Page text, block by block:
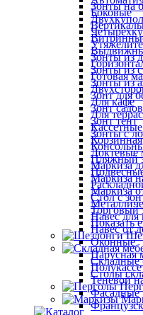
Зонты на
Зонты из
Зонты из
Зонты из
Зонт для
Зонт
Зонт тент
Зонты с
Пляжный
Стол с
Торговый
Показать
Складные
Столы
Боковые
Готовая
Для кафе
Для
Корзинная
Локтевые
Маркиза
Маркиза
Маркиза
Навес для
Навес от
Оконные
Парусная
Теневой
Фасадные